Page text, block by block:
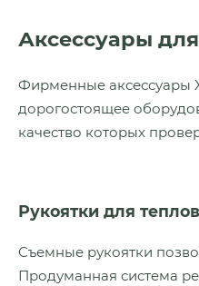
Аксессуары
Фирменные аксессуары
дорогостоящее
качество которых
Рукоятки для
Съемные рукоятки
Продуманная система